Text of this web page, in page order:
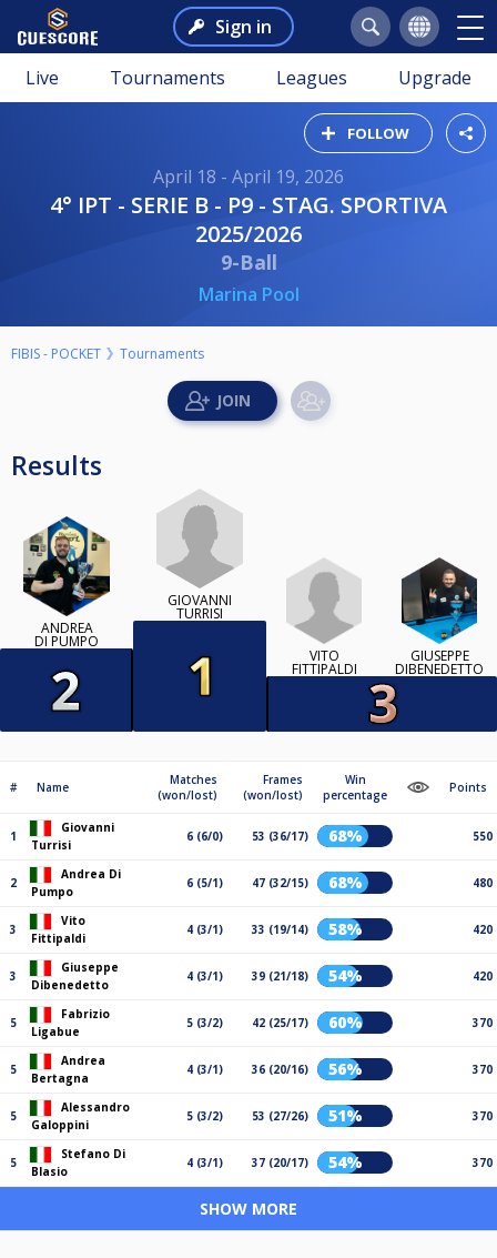
Sign in
Live Tournaments Leagues Upgrade
FOLLOW
April 18 - April 19, 2026
4° IPT - SERIE B - P9 - STAG. SPORTIVA
2025/2026
9-Ball
Marina Pool
FIBIS - POCKET Tournaments
Results
ANDREA
DI PUMPO
GIOVANNI
TURRISI
VITO
FITTIPALDI
GIUSEPPE
DIBENEDETTO
# Name
Matches
(won/lost)
Frames
(won/lost)
Win
percentage
Points
1
Giovanni
Turrisi
6 (6/0) 53 (36/17) 68% 550
2
Andrea Di
Pumpo
6 (5/1) 47 (32/15) 68% 480
3
Vito
Fittipaldi
4 (3/1) 33 (19/14) 58% 420
3
Giuseppe
Dibenedetto
4 (3/1) 39 (21/18) 54% 420
5
Fabrizio
Ligabue
5 (3/2) 42 (25/17) 60% 370
5
Andrea
Bertagna
4 (3/1) 36 (20/16) 56% 370
5
Alessandro
Galoppini
5 (3/2) 53 (27/26) 51% 370
5
Stefano Di
Blasio
4 (3/1) 37 (20/17) 54% 370
SHOW MORE